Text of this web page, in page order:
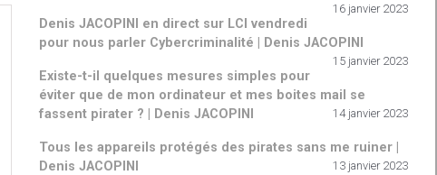
16 janvier 2023
Denis JACOPINI en direct sur LCI vendredi
pour nous parler Cybercriminalité | Denis JACOPINI
15 janvier 2023
Existe-t-il quelques mesures simples pour
éviter que de mon ordinateur et mes boites mail se
fassent pirater ? | Denis JACOPINI
14 janvier 2023
Tous les appareils protégés des pirates sans me ruiner |
Denis JACOPINI
13 janvier 2023